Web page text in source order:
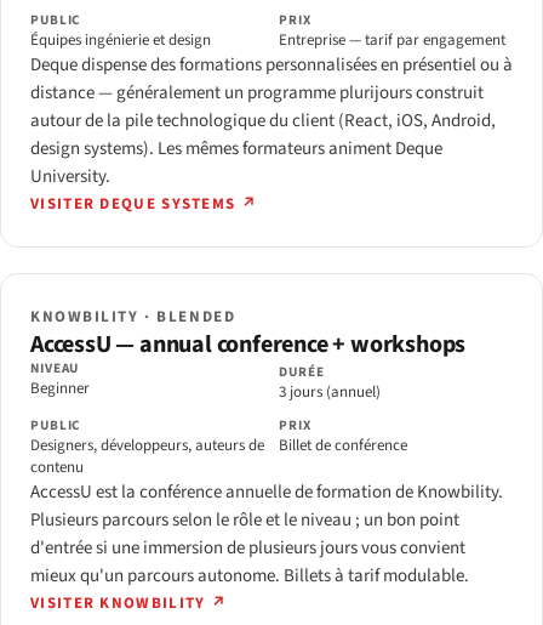
PUBLIC
Équipes ingénierie et design
PRIX
Entreprise — tarif par engagement
Deque dispense des formations personnalisées en présentiel ou à
distance — généralement un programme plurijours construit
autour de la pile technologique du client (React, iOS, Android,
design systems). Les mêmes formateurs animent Deque
University.
VISITER DEQUE SYSTEMS ↗
KNOWBILITY · BLENDED
AccessU — annual conference + workshops
NIVEAU
Beginner
DURÉE
3 jours (annuel)
PUBLIC
Designers, développeurs, auteurs de
contenu
PRIX
Billet de conférence
AccessU est la conférence annuelle de formation de Knowbility.
Plusieurs parcours selon le rôle et le niveau ; un bon point
d'entrée si une immersion de plusieurs jours vous convient
mieux qu'un parcours autonome. Billets à tarif modulable.
VISITER KNOWBILITY ↗